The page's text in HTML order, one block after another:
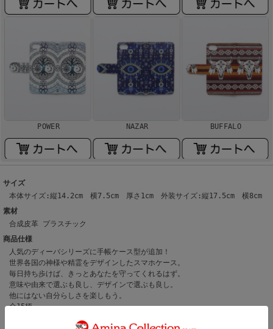
POWER NAZAR BUFFALO
サイズ
本体サイズ:縦14.2cm 横7.5cm 厚さ1cm 外装サイズ:縦17.5cm 横8cm
素材
合成皮革 プラスチック
商品仕様
人気のディーバシリーズに手帳ケース型が追加！
世界各国の神様や精霊をデザインしたスマホケース。
毎日持ち歩けば、きっとあなたを守ってくれるはず。
意味や由来で選ぶも良し、デザインで選ぶも良し。
他にはない自分らしさを楽しもう。
全15柄。